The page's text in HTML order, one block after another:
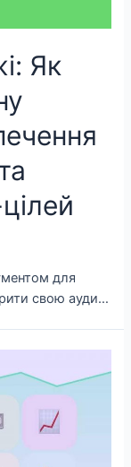
Як
для
свою ауди…